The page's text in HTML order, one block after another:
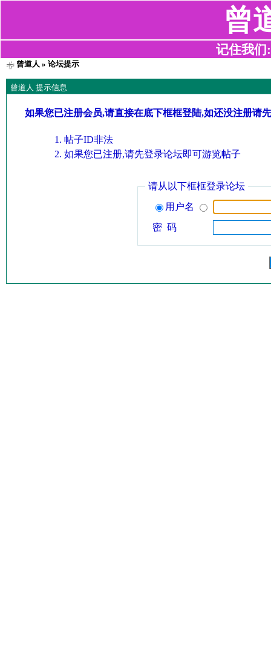
曾
记住我们
曾道人 » 论坛提示
曾道人 提示信息
如果您已注册会员,请直接在底下框框登陆,如还没注册请
帖子ID非法
如果您已注册,请先登录论坛即可游览帖子
请从以下框框登录论坛
用户名
密 码